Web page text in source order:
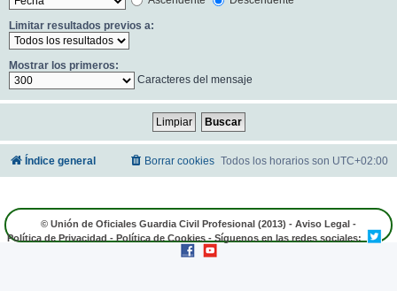
Limitar resultados previos a:
Mostrar los primeros:
Caracteres del mensaje
Índice general Todos los horarios son UTC+02:00
Borrar cookies
© Unión de Oficiales Guardia Civil Profesional (2013) - Aviso Legal -
Política de Privacidad - Política de Cookies - Síguenos en las redes sociales: